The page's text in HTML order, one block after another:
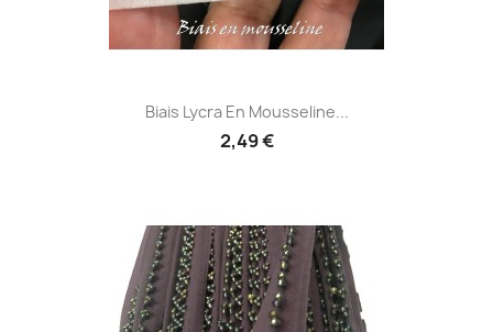
Biais Lycra En Mousseline...
2,49 €